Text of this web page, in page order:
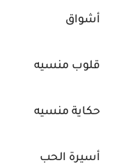
أشواق
قلوب منسيه
حكاية منسيه
أسيرة الحب